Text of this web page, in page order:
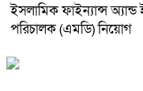
ইসলামিক ফাইন্যান্স
পরিচালক (এমডি) নিয়োগ